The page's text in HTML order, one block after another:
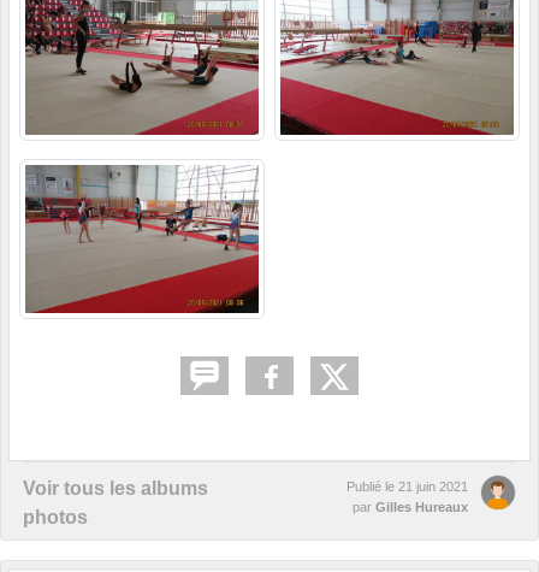
Voir tous les albums
photos
Publié le 21 juin 2021
par Gilles Hureaux